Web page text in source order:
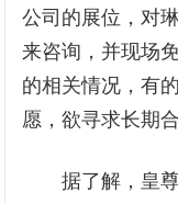
公司的展位，对
来咨询，并现场
的相关情况，有
愿，欲寻求长期合
据了解，皇尊